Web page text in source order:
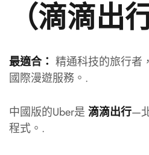
（滴滴出
最適合： 精通科技的旅行者
國際漫遊服務。.
中國版的Uber是 滴滴出行—
程式。.